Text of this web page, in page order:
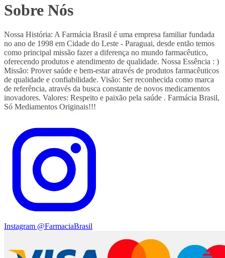
Sobre Nós
Nossa História: A Farmácia Brasil é uma empresa familiar fundada
no ano de 1998 em Cidade do Leste - Paraguai, desde então temos
como principal missão fazer a diferença no mundo farmacêutico,
oferecendo produtos e atendimento de qualidade. Nossa Essência : )
Missão: Prover saúde e bem-estar através de produtos farmacêuticos
de qualidade e confiabilidade. Visão: Ser reconhecida como marca
de referência, através da busca constante de novos medicamentos
inovadores. Valores: Respeito e paixão pela saúde . Farmácia Brasil,
Só Mediamentos Originais!!!
Instagram @FarmaciaBrasil